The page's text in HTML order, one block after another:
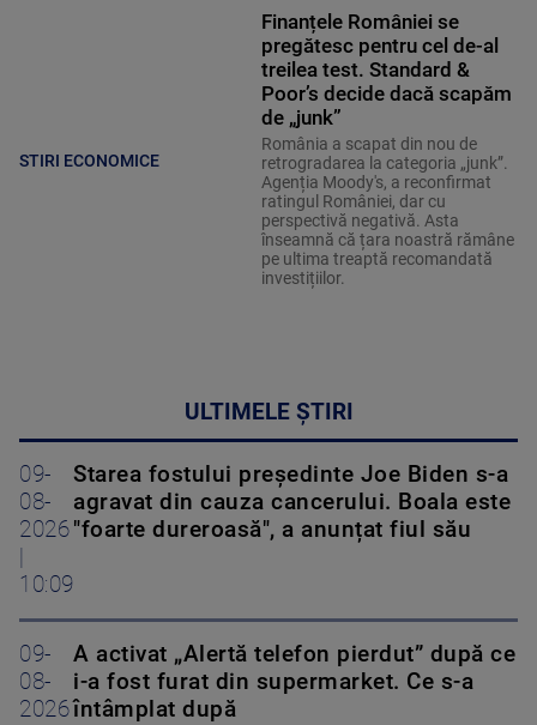
STIRI ECONOMICE
Finanțele României se
pregătesc pentru cel de-al
treilea test. Standard &
Poor’s decide dacă scapăm
de „junk”
România a scapat din nou de
retrogradarea la categoria „junk”.
Agenția Moody's, a reconfirmat
ratingul României, dar cu
perspectivă negativă. Asta
înseamnă că țara noastră rămâne
pe ultima treaptă recomandată
investițiilor.
ULTIMELE ȘTIRI
09-
08-
2026
10:09
Starea fostului președinte Joe Biden s-a
agravat din cauza cancerului. Boala este
"foarte dureroasă", a anunțat fiul său
09-
08-
2026
A activat „Alertă telefon pierdut” după ce
i-a fost furat din supermarket. Ce s-a
întâmplat după